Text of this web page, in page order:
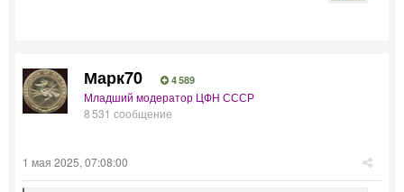
Марк70 4 589
Младший модератор ЦФН СССР
8 531 сообщение
1 мая 2025, 07:08:00